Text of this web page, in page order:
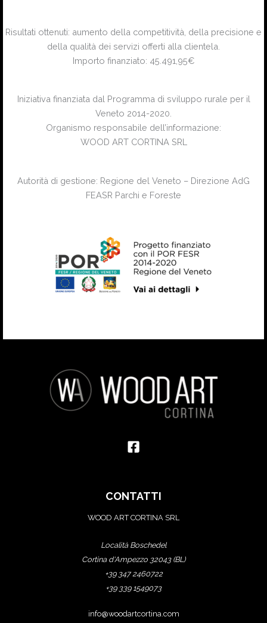
Risultati ottenuti: aumento della competitività, della precisione e
della qualità dei servizi offerti alla clientela.
Importo finanziato: 45.491,95€
Iniziativa finanziata dal Programma di sviluppo rurale per il
Veneto 2014-2020.
Organismo responsabile dell’informazione:
WOOD ART CORTINA SRL
Autorità di gestione: Regione del Veneto – Direzione AdG
FEASR Parchi e Foreste
CONTATTI
WOOD ART CORTINA SRL
Località Boschedel
Cortina d'Ampezzo 32043 (BL)
+39 347 2460722
+39 339 1549073
info@woodartcortina.com